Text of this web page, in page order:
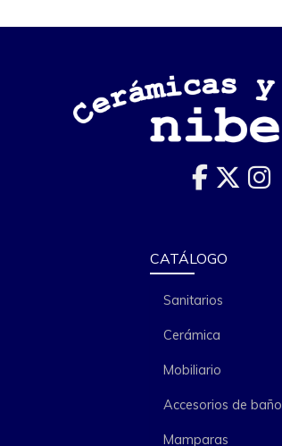
CATÁLOGO
Sanitarios
Cerámica
Mobiliario
Accesorios de baño
Mamparas